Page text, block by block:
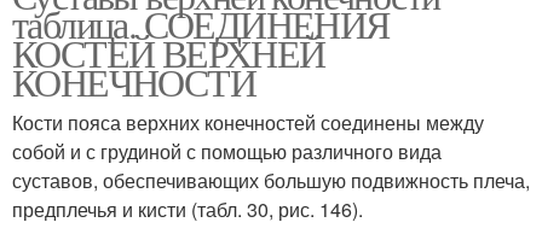
таблица. СОЕДИНЕНИЯ
КОСТЕЙ ВЕРХНЕЙ
КОНЕЧНОСТИ
Кости пояса верхних конечностей соединены между
собой и с грудиной с помощью различного вида
суставов, обеспечивающих большую подвижность плеча,
предплечья и кисти (табл. 30, рис. 146).